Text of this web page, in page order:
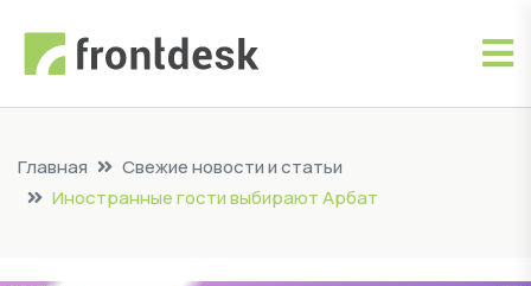
Главная
Свежие новости и статьи
Иностранные гости выбирают Арбат